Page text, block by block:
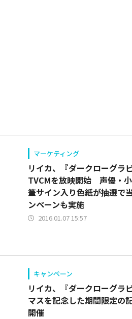
マーケティング
リイカ、『ダークローグラ
TVCMを放映開始 声優・
筆サイン入り色紙が抽選
ンペーンも実施
2016.01.07 15:57
キャンペーン
リイカ、『ダークローグラ
マスを記念した期間限定の
開催